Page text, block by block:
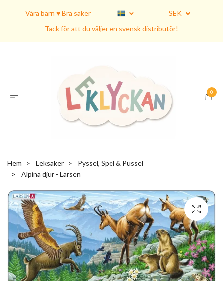
Våra barn ♥ Bra saker
SEK
Tack för att du väljer en svensk distributör!
0
Hem Leksaker
Pyssel, Spel & Pussel
Alpina djur - Larsen